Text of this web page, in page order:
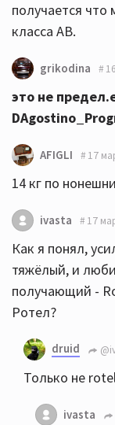
получается
класса АВ.
grikodina
это не
AFIGLI 17
14 кг по
ivasta 17
Как я понял,
тяжёлый, и
получающий -
Ротел?
druid
Только не
ivasta